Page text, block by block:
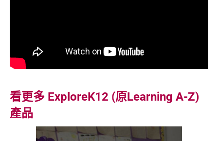
看更多 ExploreK12 (原Learning A-Z)
產品